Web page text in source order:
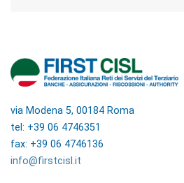
via Modena 5, 00184 Roma
tel: +39 06 4746351
fax: +39 06 4746136
info@firstcisl.it